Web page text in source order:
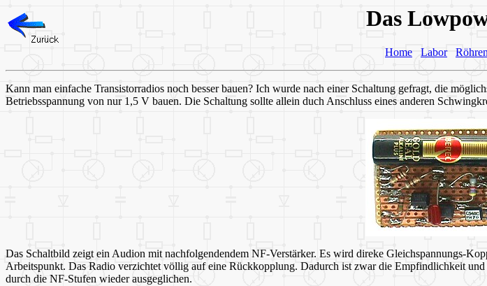
Das
Home Labor
Kann man einfache Transistorradios noch besser bauen? Ich wurde nach einer Schaltung gefragt, die
Betriebsspannung von nur 1,5 V bauen. Die Schaltung sollte allein duch Anschluss eines anderen
Das Schaltbild zeigt ein Audion mit nachfolgendendem NF-Verstärker. Es wird direke Gleichspannungs-
Arbeitspunkt. Das Radio verzichtet völlig auf eine Rückkopplung. Dadurch ist zwar die Empfindlichkeit
durch die NF-Stufen wieder ausgeglichen.